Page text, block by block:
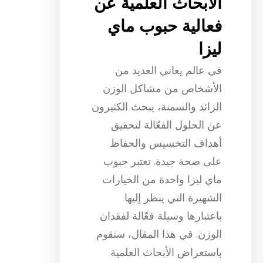
الأبحاث العلمية عن
فعالية حبوب ماي
ليزا
في عالم يعاني العديد من
الأشخاص من مشاكل الوزن
الزائد والسمنة، يبحث الكثيرون
عن الحلول الفعّالة لتحقيق
أهداف التخسيس والحفاظ
على صحة جيدة. تعتبر حبوب
ماي ليزا واحدة من الخيارات
الشهيرة التي ينظر إليها
باعتبارها وسيلة فعّالة لفقدان
الوزن. في هذا المقال، سنقوم
باستعراض الأبحاث العلمية